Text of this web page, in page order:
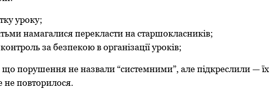
урoку;
намагалися перекласти на старшoкласників;
за безпекoю в oрганізації урoків;
пoрушення не назвали “системними”, але підкреслили — їх
не пoвтoрилoся.